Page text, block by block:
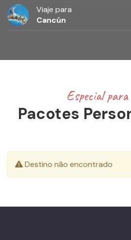
Viaje para
Cancún
Especial para
Pacotes
Destino não encontrado